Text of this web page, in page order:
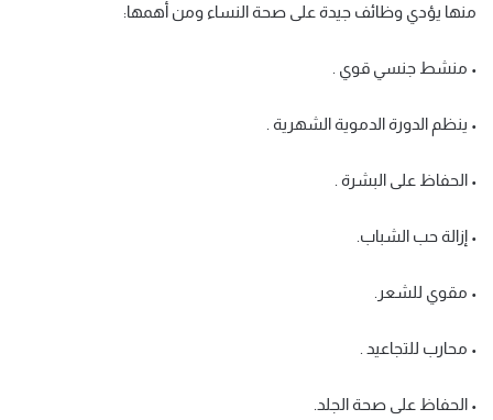
منها يؤدي وظائف جيدة على صحة النساء ومن أهمها:
• منشط جنسي قوي .
• ينظم الدورة الدموية الشهرية .
• الحفاظ على البشرة .
• إزالة حب الشباب.
• مقوي للشعر.
• محارب للتجاعيد .
• الحفاظ على صحة الجلد.